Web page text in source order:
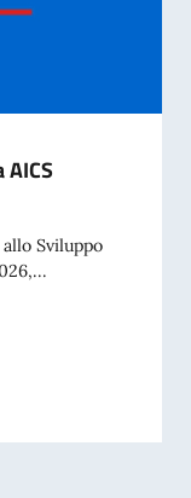
Sviluppo
“Minoranze